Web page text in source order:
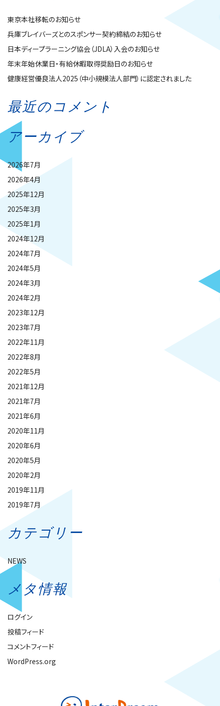
東京本社移転のお知らせ
兵庫ブレイバーズとのスポンサー契約締結のお知らせ
日本ディープラーニング協会（JDLA）入会のお知らせ
年末年始休業日・有給休暇取得奨励日のお知らせ
健康経営優良法人2025（中小規模法人部門）に認定されました
最近のコメント
アーカイブ
2026年7月
2026年4月
2025年12月
2025年3月
2025年1月
2024年12月
2024年7月
2024年5月
2024年3月
2024年2月
2023年12月
2023年7月
2022年11月
2022年8月
2022年5月
2021年12月
2021年7月
2021年6月
2020年11月
2020年6月
2020年5月
2020年2月
2019年11月
2019年7月
カテゴリー
NEWS
メタ情報
ログイン
投稿フィード
コメントフィード
WordPress.org